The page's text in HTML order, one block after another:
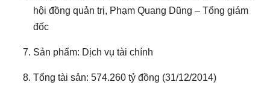
hội đồng quản trị, Phạm Quang Dũng – Tổng giám
đốc
Sản phẩm: Dịch vụ tài chính
Tổng tài sản: 574.260 tỷ đồng (31/12/2014)